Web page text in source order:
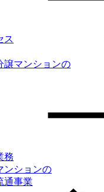
ス
譲マンションの
務
ンションの
通事業